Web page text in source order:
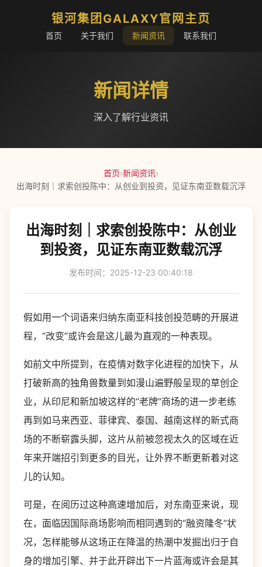
银河集团GALAXY官网主页
首页 关于我们 新闻资讯 联系我们
新闻详情
深入了解行业资讯
首页›新闻资讯›
出海时刻｜求索创投陈中：从创业到投资，见证东南亚数载沉浮
出海时刻｜求索创投陈中：从创业
到投资，见证东南亚数载沉浮
发布时间：2025-12-23 00:40:18
假如用一个词语来归纳东南亚科技创投范畴的开展进
程，“改变”或许会是这儿最为直观的一种表现。
如前文中所提到，在疫情对数字化进程的加快下，从
打破新高的独角兽数量到如漫山遍野般呈现的草创企
业，从印尼和新加坡这样的“老牌”商场的进一步老练
再到如马来西亚、菲律宾、泰国、越南这样的新式商
场的不断崭露头脚，这片从前被忽视太久的区域在近
年来开端招引到更多的目光，让外界不断更新着对这
儿的认知。
可是，在阅历过这种高速增加后，对东南亚来说，现
在，面临因国际商场影响而相同遇到的“融资隆冬”状
况，怎样能够从这场正在降温的热潮中发掘出归于自
身的增加引擎、并于此开辟出下一片蓝海或许会是其